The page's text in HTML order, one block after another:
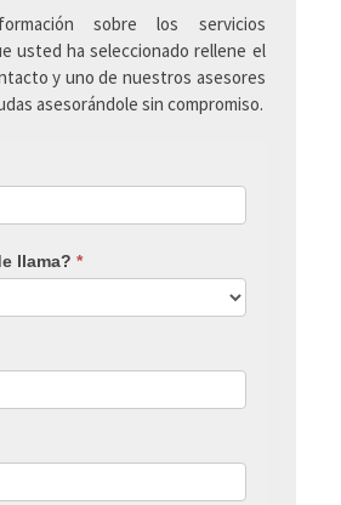
sobre los servicios
usted ha seleccionado rellene el
y uno de nuestros asesores
asesorándole sin compromiso.
llama?*